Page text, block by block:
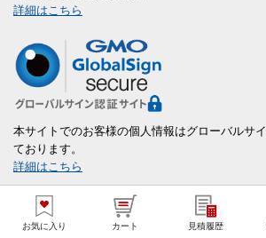
お気に入り カート 見積履歴
詳細はこちら
本サイトでのお客様の個人情報はグローバルサ
ております。
詳細はこちら